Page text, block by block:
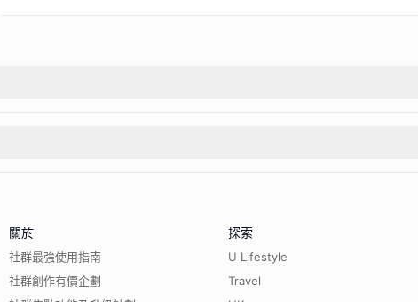
關於
社群最強使用指南
社群創作有價企劃
探索
U Lifestyle
Travel